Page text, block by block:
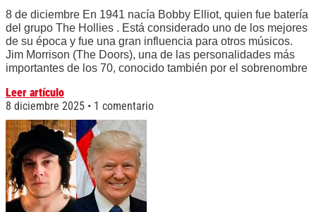
8 de diciembre En 1941 nacía Bobby Elliot, quien fue batería
del grupo The Hollies . Está considerado uno de los mejores
de su época y fue una gran influencia para otros músicos.
Jim Morrison (The Doors), una de las personalidades más
importantes de los 70, conocido también por el sobrenombre
Leer artículo
8 diciembre 2025
1 comentario